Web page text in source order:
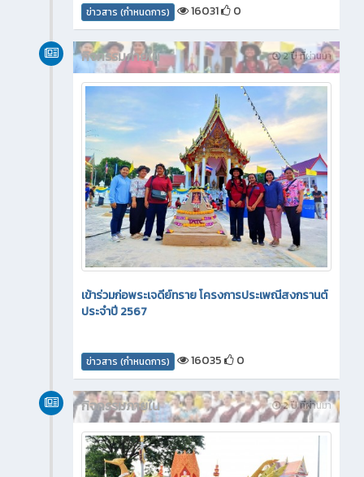
ข่าวสาร (กำหนดการ) 16031 0
2 ปี ที่ผ่านมา
กิจกรรมภายใน
เข้าร่วมก่อพระเจดีย์ทราย โครงการประเพณีสงกรานต์
ประจำปี 2567
ข่าวสาร (กำหนดการ) 16035 0
2 ปี ที่ผ่านมา
กิจกรรมภายใน